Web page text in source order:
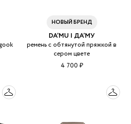
НОВЫЙ БРЕНД
DA’MU | ДА’МУ
ремень с обтянутой пряжкой в
сером цвете
4 700 ₽